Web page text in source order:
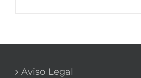
Aviso Legal